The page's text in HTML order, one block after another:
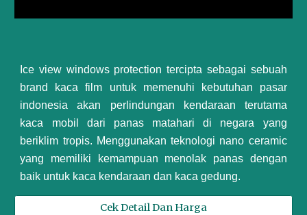
Ice view windows protection tercipta sebagai sebuah
brand kaca film untuk memenuhi kebutuhan pasar
indonesia akan perlindungan kendaraan terutama
kaca mobil dari panas matahari di negara yang
beriklim tropis. Menggunakan teknologi nano ceramic
yang memiliki kemampuan menolak panas dengan
baik untuk kaca kendaraan dan kaca gedung.
Cek Detail Dan Harga